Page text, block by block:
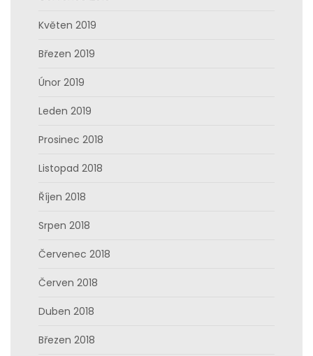
Květen 2019
Březen 2019
Únor 2019
Leden 2019
Prosinec 2018
Listopad 2018
Říjen 2018
Srpen 2018
Červenec 2018
Červen 2018
Duben 2018
Březen 2018